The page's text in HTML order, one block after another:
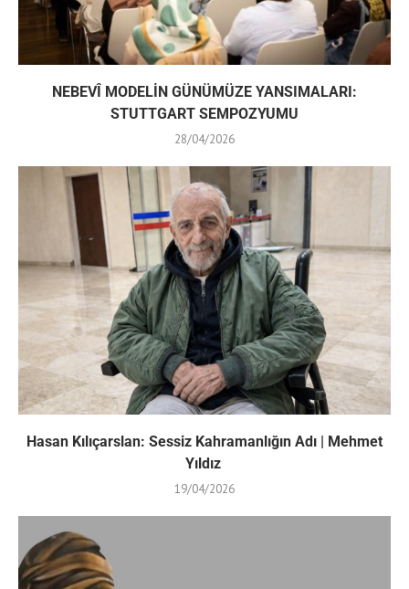
NEBEVÎ MODELİN GÜNÜMÜZE YANSIMALARI:
STUTTGART SEMPOZYUMU
28/04/2026
Hasan Kılıçarslan: Sessiz Kahramanlığın Adı | Mehmet
Yıldız
19/04/2026